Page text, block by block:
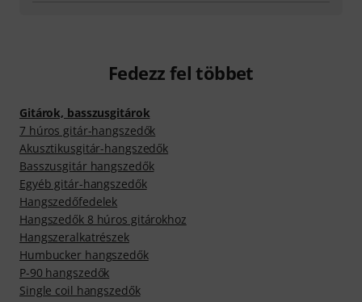
Fedezz fel többet
Gitárok, basszusgitárok
7 húros gitár-hangszedők
Akusztikusgitár-hangszedők
Basszusgitár hangszedők
Egyéb gitár-hangszedők
Hangszedőfedelek
Hangszedők 8 húros gitárokhoz
Hangszeralkatrészek
Humbucker hangszedők
P-90 hangszedők
Single coil hangszedők